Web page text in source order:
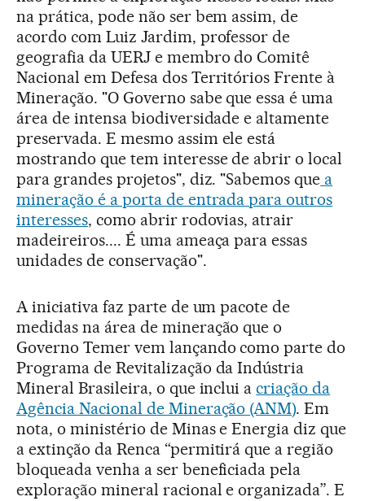
na prática, pode não ser bem assim, de
acordo com Luiz Jardim, professor de
geografia da UERJ e membro do Comitê
Nacional em Defesa dos Territórios Frente à
Mineração. "O Governo sabe que essa é uma
área de intensa biodiversidade e altamente
preservada. E mesmo assim ele está
mostrando que tem interesse de abrir o local
para grandes projetos", diz. "Sabemos que a
mineração é a porta de entrada para outros
interesses, como abrir rodovias, atrair
madeireiros.... É uma ameaça para essas
unidades de conservação".
A iniciativa faz parte de um pacote de
medidas na área de mineração que o
Governo Temer vem lançando como parte do
Programa de Revitalização da Indústria
Mineral Brasileira, o que inclui acriação da
Agência Nacional de Mineração (ANM). Em
nota, o ministério de Minas e Energia diz que
a extinção da Renca “permitirá que a região
bloqueada venha a ser beneficiada pela
exploração mineral racional e organizada”. E